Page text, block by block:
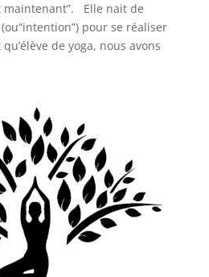
maintenant”. Elle nait de
pour se réaliser
de yoga, nous avons